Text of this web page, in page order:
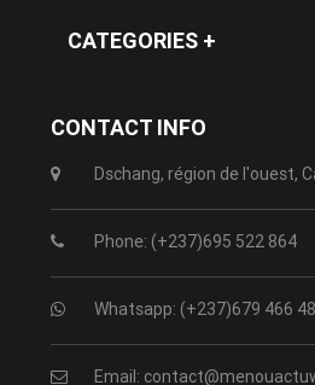
CATEGORIES +
CONTACT INFO
Dschang, région de l'ouest,
Phone: (+237)695 522 864
Whatsapp: (+237)679 466
Email: